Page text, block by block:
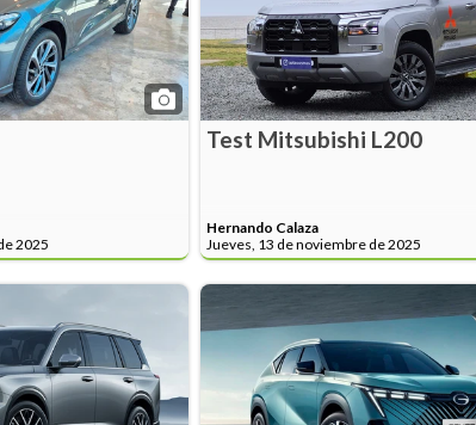
2025
Test Mitsubishi L200
Hernando Calaza
Jueves, 13 de noviembre de 2025